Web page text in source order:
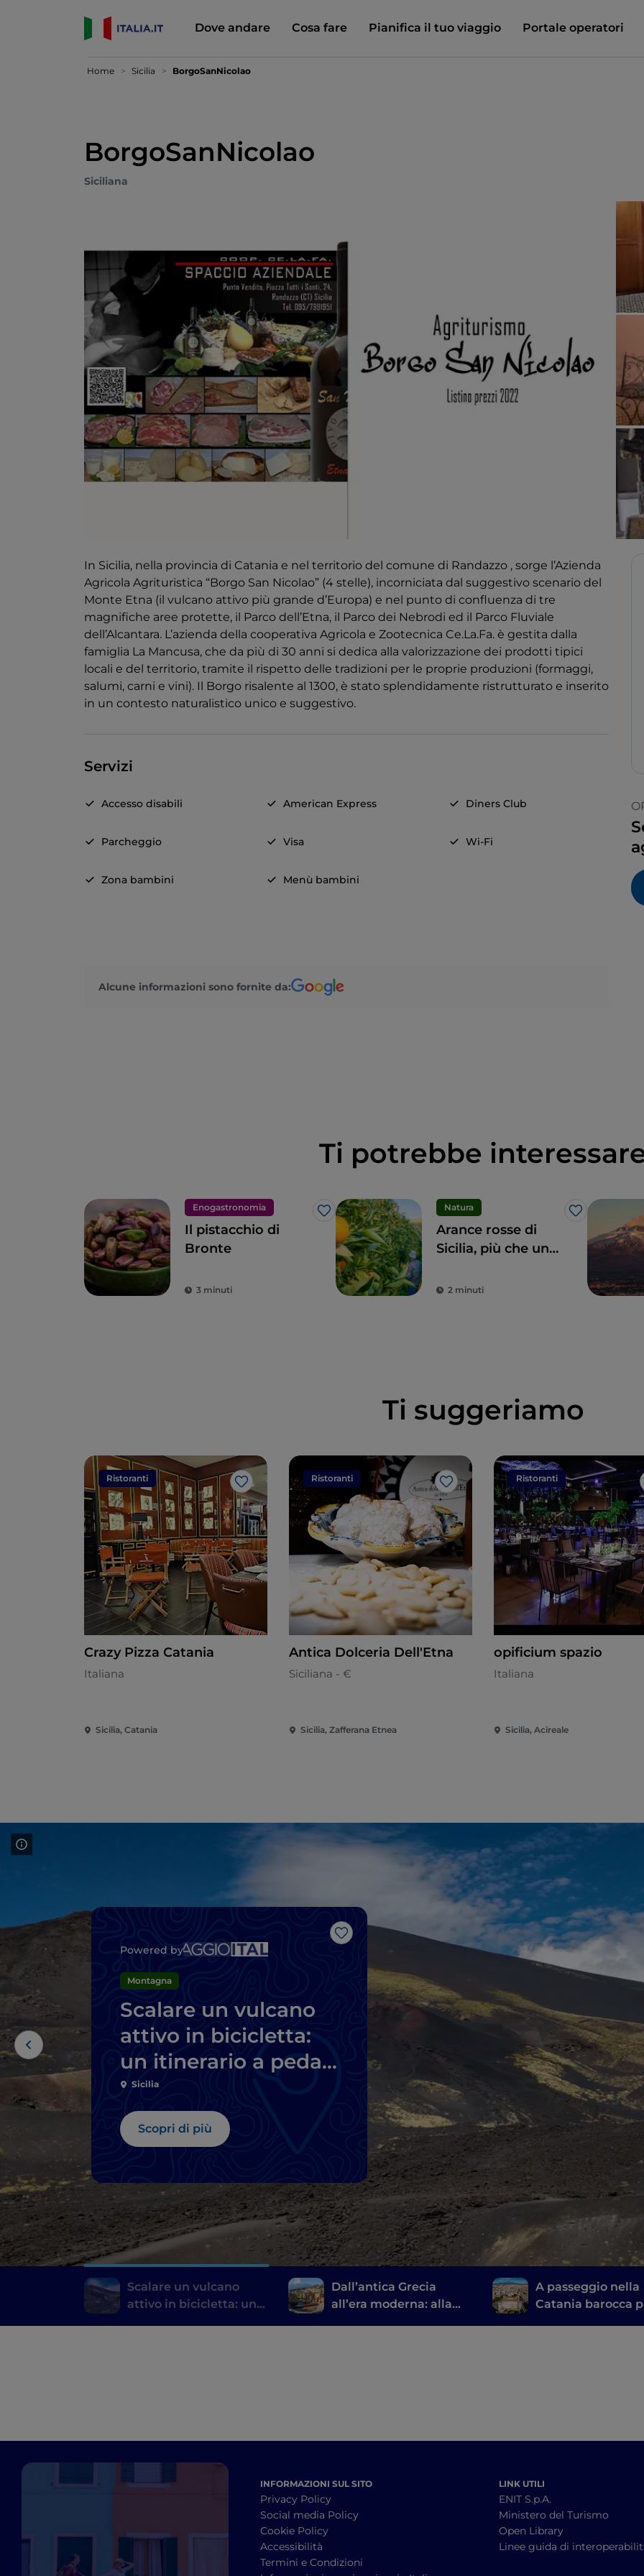
Dove andare Cosa fare Pianifica il tuo viaggio Portale operatori
Home Sicilia BorgoSanNicolao
BorgoSanNicolao
Siciliana
In Sicilia, nella provincia di Catania e nel territorio del comune di Randazzo , sorge l’Azienda
Agricola Agrituristica “Borgo San Nicolao” (4 stelle), incorniciata dal suggestivo scenario del
Monte Etna (il vulcano attivo più grande d’Europa) e nel punto di confluenza di tre
magnifiche aree protette, il Parco dell’Etna, il Parco dei Nebrodi ed il Parco Fluviale
dell’Alcantara. L’azienda della cooperativa Agricola e Zootecnica Ce.La.Fa. è gestita dalla
famiglia La Mancusa, che da più di 30 anni si dedica alla valorizzazione dei prodotti tipici
locali e del territorio, tramite il rispetto delle tradizioni per le proprie produzioni (formaggi,
salumi, carni e vini). Il Borgo risalente al 1300, è stato splendidamente ristrutturato e inserito
in un contesto naturalistico unico e suggestivo.
Servizi
Accesso disabili American Express Diners Club
Parcheggio Visa Wi-Fi
Zona bambini Menù bambini
Alcune informazioni sono fornite da:
Ti potrebbe
Enogastronomia
Like
Il pistacchio di
Bronte
3 minuti
Natura
Like
Arance rosse di
Sicilia, più che un
2 minuti
Ti suggeriamo
Ristoranti
Like
Crazy Pizza Catania
Italiana
Sicilia, Catania
Ristoranti
Like
Antica Dolceria Dell'Etna
Siciliana - €
Sicilia, Zafferana Etnea
Ristoranti
opificium spazio
Italiana
Sicilia, Acireale
Like
Powered by
Montagna
Scalare un vulcano
attivo in bicicletta:
un itinerario a pedali
sull’Etna
Sicilia
Scopri di più
Scalare un vulcano
attivo in bicicletta: un
Dall’antica Grecia
all’era moderna: alla
A passeggio nella
Catania barocca
INFORMAZIONI SUL SITO
Privacy Policy
Social media Policy
Cookie Policy
Accessibilità
Termini e Condizioni
LINK UTILI
ENIT S.p.A.
Ministero del Turismo
Open Library
Linee guida di